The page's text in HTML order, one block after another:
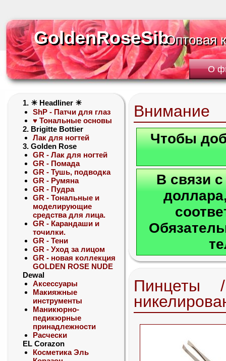
GoldenRoseSib
GoldenRoseSibОптовая
Оптовая
О
1. ☀ Headliner ☀
ShP - Патчи для глаз
♥ Тональные основы
2. Brigitte Bottier
Лак для ногтей
3. Golden Rose
GR - Лак для ногтей
GR - Помада
GR - Тушь, подводка
GR - Румяна
GR - Пудра
GR - Тональные и
моделирующие
средства для лица.
GR - Карандаши и
точилки.
GR - Тени
GR - Уход за лицом
GR - новая коллекция
GOLDEN ROSE NUDE
Dewal
Аксессуары
Макияжные
инструменты
Маникюрно-
педикюрные
принадлежности
Расчески
EL Corazon
Косметика Эль
Внимание
Чтобы
В связи